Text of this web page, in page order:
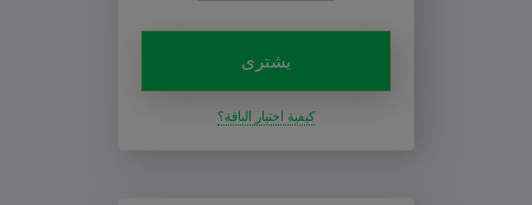
يشترى
كيفية اختيار الباقة؟